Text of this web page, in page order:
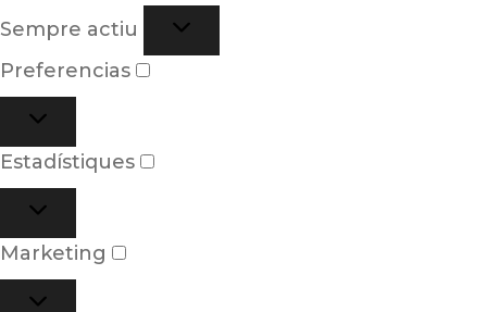
Sempre actiu
Preferencias
Estadístiques
Marketing